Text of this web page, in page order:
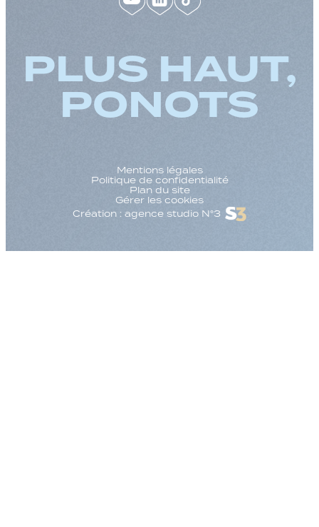
PLUS HAUT,
PONOTS
Mentions légales
Politique de confidentialité
Plan du site
Gérer les cookies
Création : agence studio N°3